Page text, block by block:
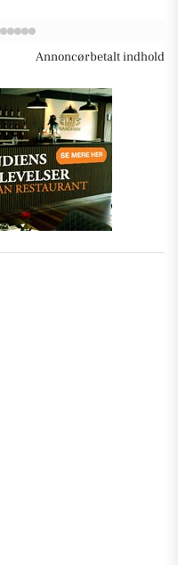
Annoncørbetalt indhold